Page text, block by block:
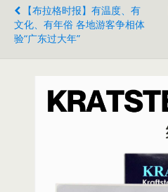
【布拉格时报】有温度、有
文化、有年俗 各地游客争相体
验“广东过大年”